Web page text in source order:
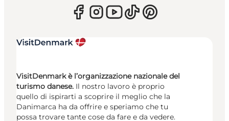
VisitDenmark è l’organizzazione nazionale del
turismo danese. Il nostro lavoro è proprio
quello di ispirarti a scoprire il meglio che la
Danimarca ha da offrire e speriamo che tu
possa trovare tante cose da fare e da vedere.